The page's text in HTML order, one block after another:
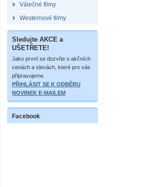
Válečné filmy
Westernové filmy
Sledujte AKCE a
UŠETŘETE!
Jako první se dozvíte o akčních
cenách a slevách, které pro vás
připravujeme.
PŘIHLÁSIT SE K ODBĚRU
NOVINEK E-MAILEM
Facebook